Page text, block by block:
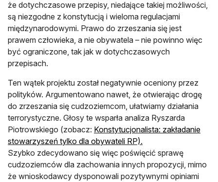
że dotychczasowe przepisy, niedające takiej możliwości,
są niezgodne z konstytucją i wieloma regulacjami
międzynarodowymi. Prawo do zrzeszania się jest
prawem człowieka, a nie obywatela – nie powinno więc
być ograniczone, tak jak w dotychczasowych
przepisach.
Ten wątek projektu został negatywnie oceniony przez
polityków. Argumentowano nawet, że otwierając drogę
do zrzeszania się cudzoziemcom, ułatwiamy działania
terrorystyczne. Głosy te wsparła analiza Ryszarda
Piotrowskiego (zobacz: Konstytucjonalista: zakładanie
stowarzyszeń tylko dla obywateli RP).
Szybko zdecydowano się więc poświęcić sprawę
cudzoziemców dla zachowania innych propozycji, mimo
że wnioskodawcy dysponowali pozytywnymi opiniami